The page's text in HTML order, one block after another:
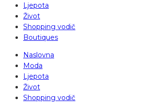
Ljepota
Život
Shopping vodič
Boutiques
Naslovna
Moda
Ljepota
Život
Shopping vodič